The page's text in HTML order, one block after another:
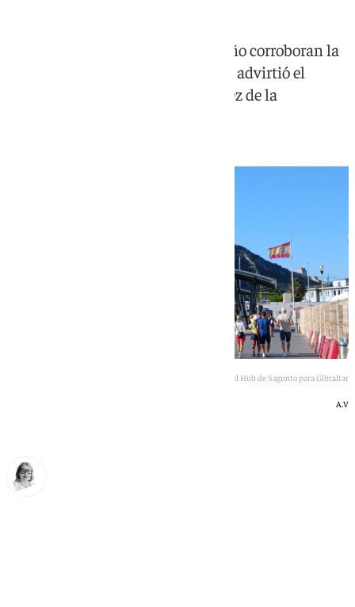
Las guías del gobierno gibraltareño corroboran la
inclusión del nodo logístico como advirtió el
doctor Antonio Fernández Sánchez de la
Las guías del gobierno de Gibraltar corroboran la importancia del Hub de Sagunto para Gibraltar
A.V